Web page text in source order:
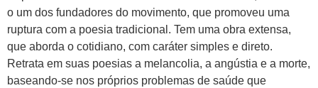
o um dos fundadores do movimento, que promoveu uma
ruptura com a poesia tradicional. Tem uma obra extensa,
que aborda o cotidiano, com caráter simples e direto.
Retrata em suas poesias a melancolia, a angústia e a morte,
baseando-se nos próprios problemas de saúde que